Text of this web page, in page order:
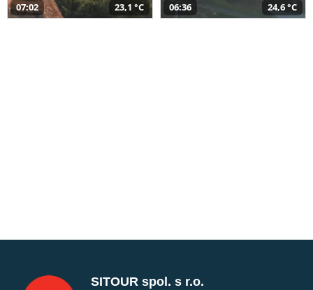
07:02 23,1 °C 06:36 24,6 °C
SITOUR spol. s r.o.